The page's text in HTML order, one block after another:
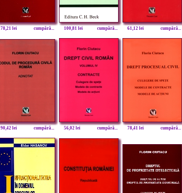
78,21 lei cumpără... 100,81 lei cumpără... 61,12 lei cumpără...
90,42 lei cumpără... 56,02 lei cumpără... 78,41 lei cumpără...